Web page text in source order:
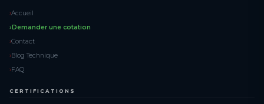
Accueil
Demander une cotation
Contact
Blog Technique
FAQ
CERTIFICATIONS